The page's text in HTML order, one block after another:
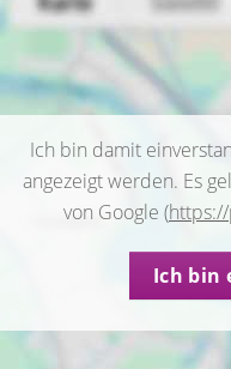
Ich bin damit
angezeigt werden. Es
von Google (
Ich bin